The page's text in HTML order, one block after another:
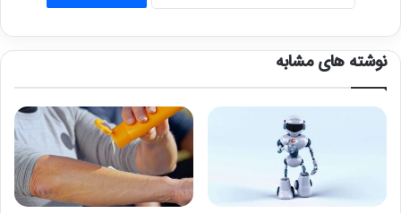
نوشته های مشابه